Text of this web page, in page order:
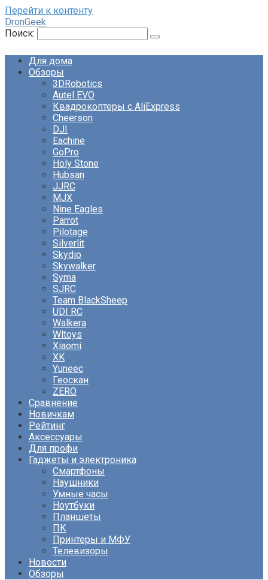
Перейти к контенту
DronGeek
Поиск:
Для дома
Обзоры
3DRobotics
Autel EVO
Квадрокоптеры с AliExpress
Cheerson
DJI
Eachine
GoPro
Holy Stone
Hubsan
JJRC
MJX
Nine Eagles
Parrot
Pilotage
Silverlit
Skydio
Skywalker
Syma
SJRC
Team BlackSheep
UDI RC
Walkera
Wltoys
Xiaomi
XK
Yuneec
Геоскан
ZERO
Сравнение
Новичкам
Рейтинг
Аксессуары
Для профи
Гаджеты и электроника
Смартфоны
Наушники
Умные часы
Ноутбуки
Планшеты
ПК
Принтеры и МФУ
Телевизоры
Новости
Обзоры